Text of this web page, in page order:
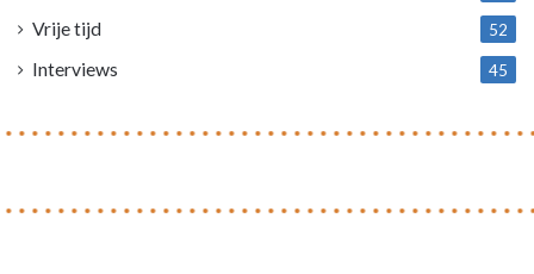
Vrije tijd 52
Interviews 45